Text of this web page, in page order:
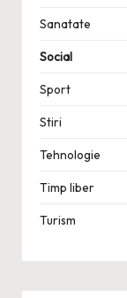
Sanatate
Social
Sport
Stiri
Tehnologie
Timp liber
Turism